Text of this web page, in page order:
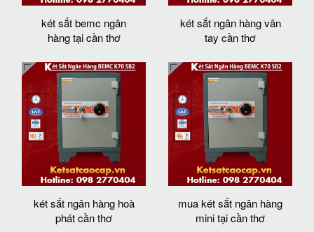
két sắt bemc ngân
hàng tại cần thơ
két sắt ngân hàng vân
tay cần thơ
két sắt ngân hàng hoà
phát cần thơ
mua két sắt ngân hàng
mini tại cần thơ